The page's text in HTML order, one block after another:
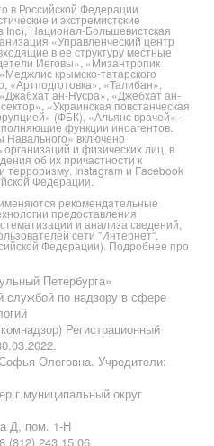
в Российской Федерации
и экстремистские
Inc), Национал-Большевистская
«Управленческий центр
в ее структуру местные
Иеговы», «Мизантропик
крымско-татарского
«Артподготовка», «Талибан»,
ан-Нусра», «Джебхат ан-
«Украинская повстанческая
(ФБК), «Альянс врачей» -
функции иноагентов.
включено
и физических лиц, в
об их причастности к
терроризму. Instagram и Facebook
Федерации.
рекомендательные
предоставления
и анализа сведений,
сети "Интернет",
Федерации). Подробнее про
Петербурга»
службой по надзору в сфере
Регистрационный
Олеговна. Учредители:
округ
Д, пом. 1-Н
(812) 243 15 06